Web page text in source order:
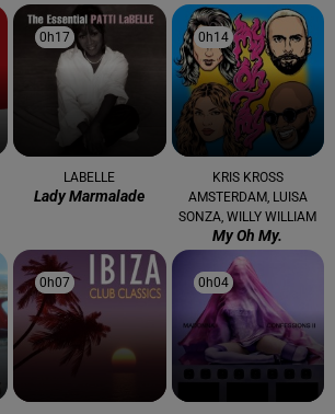
0h17
0h17
LABELLE
Lady Marmalade
0h14
0h14
KRIS KROSS
AMSTERDAM, LUISA
SONZA, WILLY WILLIAM
My Oh My.
0h07
0h07 0h04
0h04